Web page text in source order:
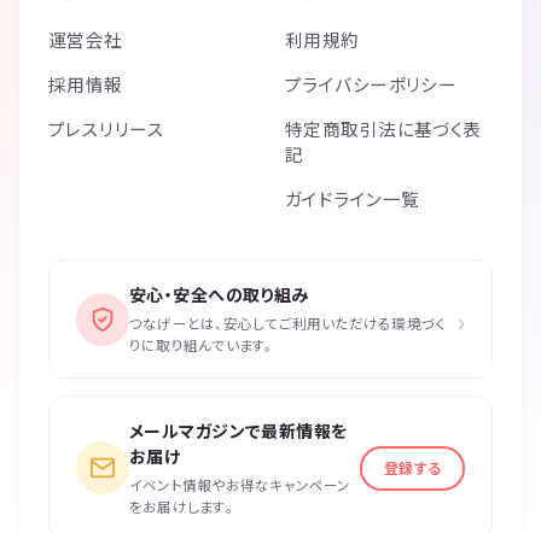
運営会社
採用情報
プレスリリース
利用規約
プライバシーポリシー
特定商取引法に基づく表
記
ガイドライン一覧
安心・安全への取り組み
つなげーとは、安心してご利用いただける環境づく
りに取り組んでいます。
›
メールマガジンで最新情報を
お届け
イベント情報やお得なキャンペーン
をお届けします。
登録する